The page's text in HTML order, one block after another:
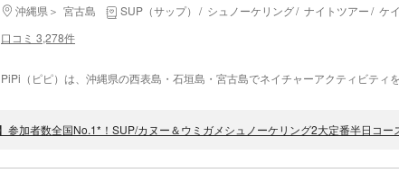
沖縄県 宮古島 SUP（サップ） シュノーケリング ナイトツアー ケ
口コミ 3,278件